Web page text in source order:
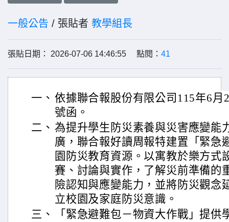
一般公告 / 張貼者 教學組長
張貼日期： 2026-07-06 14:46:55 點閱： 41
一、 依據聯合報股份有限公司115年6月
號函。
二、 為提升學生防災素養與災害應變能
廣，聯合報好讀周報特建置「緊急
園防災教育資源。以寓教於樂方式
賽、討論與實作，了解災前準備的
險認知與應變能力，並將防災觀念
立校園及家庭防災意識。
三、
「緊急避難包－物資大作戰」提